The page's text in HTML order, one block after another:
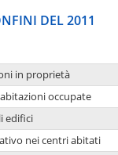
DEL 2011
in proprietà
occupate
edifici
nei centri abitati